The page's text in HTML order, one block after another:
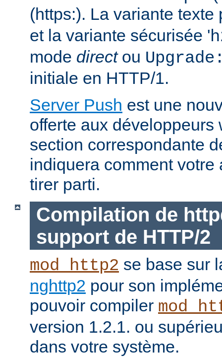
(https:). La variante texte
et la variante sécurisée '
mode directou
initiale en HTTP/1.
Server Push est une
offerte aux développeurs
section correspondante
indiquera comment
tirer parti.
Compilation de
support de HTTP/2
mod_http2 se base sur
nghttp2 pour son
pouvoir compiler
version 1.2.1. ou
dans votre système.